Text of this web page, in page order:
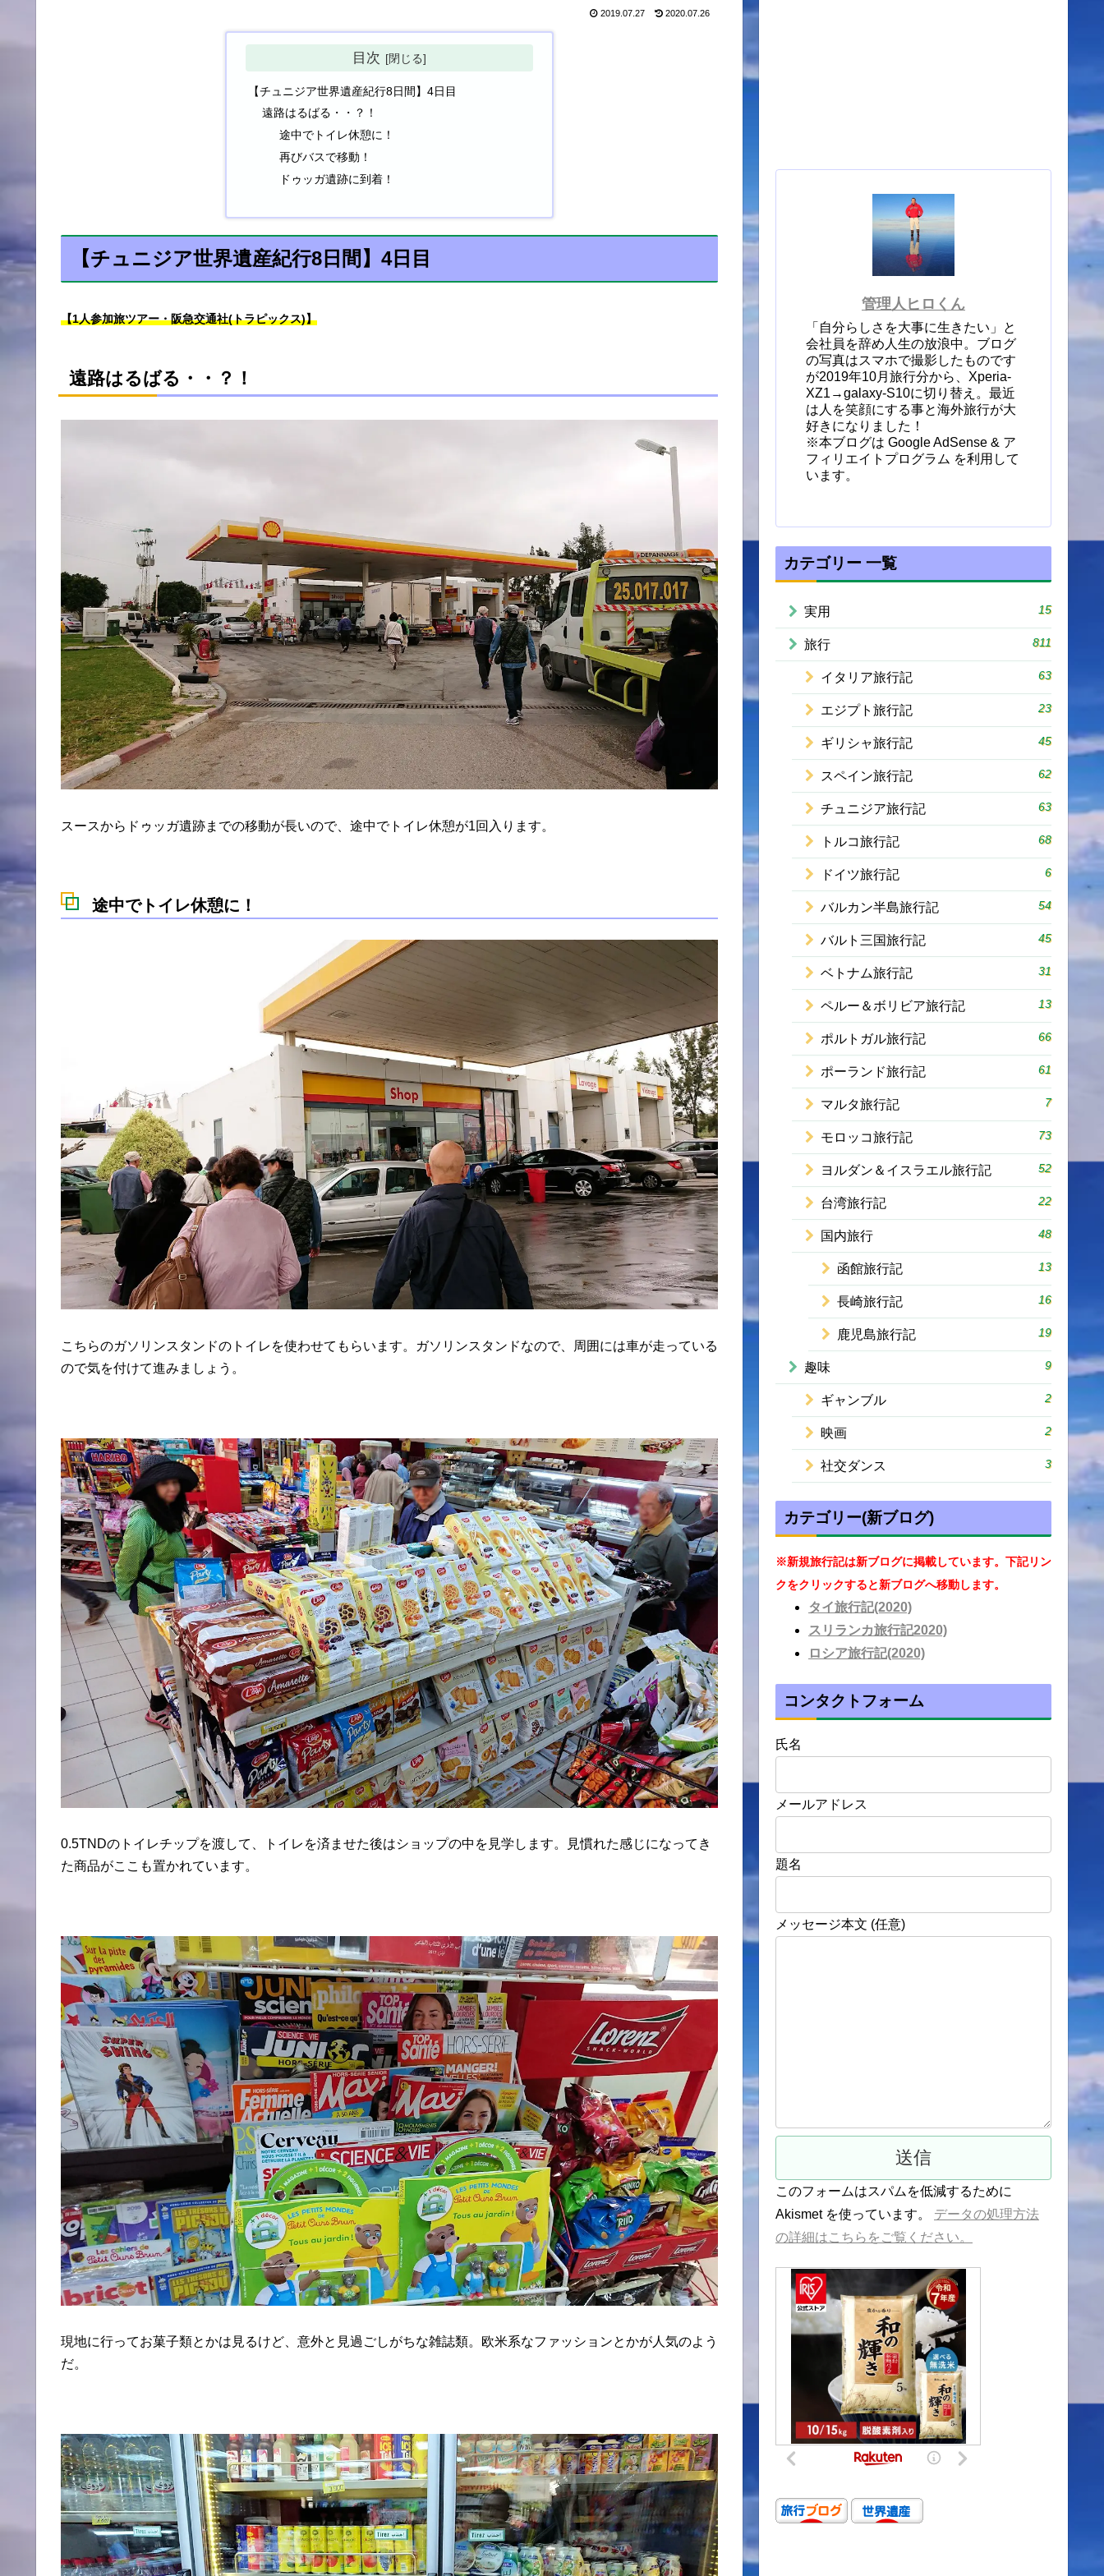
2019.07.27 2020.07.26
目次
【チュニジア世界遺産紀行8日間】4日目
遠路はるばる・・？！
途中でトイレ休憩に！
再びバスで移動！
ドゥッガ遺跡に到着！
【チュニジア世界遺産紀行8日間】4日目
【1人参加旅ツアー・阪急交通社(トラピックス)】
遠路はるばる・・？！
スースからドゥッガ遺跡までの移動が長いので、途中でトイレ休憩が1回入ります。
途中でトイレ休憩に！
こちらのガソリンスタンドのトイレを使わせてもらいます。ガソリンスタンドなので、周囲には車が走っている
ので気を付けて進みましょう。
0.5TNDのトイレチップを渡して、トイレを済ませた後はショップの中を見学します。見慣れた感じになってき
た商品がここも置かれています。
現地に行ってお菓子類とかは見るけど、意外と見過ごしがちな雑誌類。欧米系なファッションとかが人気のよう
だ。
管理人ヒロくん
「自分らしさを大事に生きたい」と
会社員を辞め人生の放浪中。ブログ
の写真はスマホで撮影したものです
が2019年10月旅行分から、Xperia-
XZ1→galaxy-S10に切り替え。最近
は人を笑顔にする事と海外旅行が大
好きになりました！
※本ブログは Google AdSense & ア
フィリエイトプログラム を利用して
います。
カテゴリー 一覧
実用 15
旅行 811
イタリア旅行記 63
エジプト旅行記 23
ギリシャ旅行記 45
スペイン旅行記 62
チュニジア旅行記 63
トルコ旅行記 68
ドイツ旅行記 6
バルカン半島旅行記 54
バルト三国旅行記 45
ベトナム旅行記 31
ペルー＆ボリビア旅行記 13
ポルトガル旅行記 66
ポーランド旅行記 61
マルタ旅行記 7
モロッコ旅行記 73
ヨルダン＆イスラエル旅行記 52
台湾旅行記 22
国内旅行 48
函館旅行記 13
長崎旅行記 16
鹿児島旅行記 19
趣味 9
ギャンブル 2
映画 2
社交ダンス 3
カテゴリー(新ブログ)
※新規旅行記は新ブログに掲載しています。下記リン
クをクリックすると新ブログへ移動します。
タイ旅行記(2020)
スリランカ旅行記2020)
ロシア旅行記(2020)
コンタクトフォーム
氏名
メールアドレス
題名
メッセージ本文 (任意)
このフォームはスパムを低減するために
Akismet を使っています。 データの処理方法
の詳細はこちらをご覧ください。